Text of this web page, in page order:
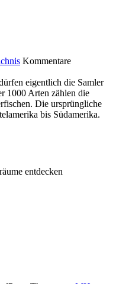
Kommentare
eigentlich die Samler
1000 Arten zählen die
Die ursprüngliche
bis Südamerika.
entdecken